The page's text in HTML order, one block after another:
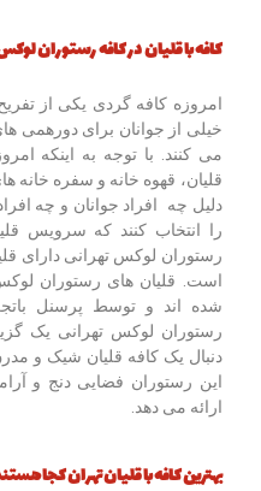
کافه با قلیان در کافه رستوران
امروزه کافه گردی یکی از
خیلی از جوانان برای دورهمی
می کنند. با توجه به اینکه
قلیان، قهوه خانه و سفره خانه
دلیل چه افراد جوانان و چه
را انتخاب کنند که سرویس
رستوران لوکس تهرانی دارای
است. قلیان های رستوران لوکس
شده اند و توسط پرسنل
رستوران لوکس تهرانی یک
دنبال یک کافه قلیان شیک و
این رستوران فضایی دنج و
ارائه می دهد.
بهترین کافه با قلیان تهران کجا